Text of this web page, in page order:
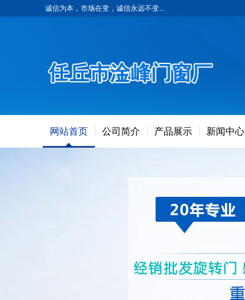
诚信为本，市场在变，诚信永远不变...
网站首页 公司简介 产品展示 新闻中心